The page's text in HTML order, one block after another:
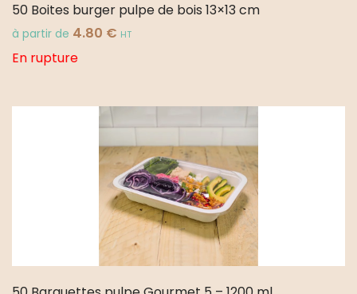
50 Boites burger pulpe de bois 13×13 cm
à partir de 4.80 € HT
En rupture